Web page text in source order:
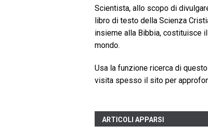
Scientista, allo scopo di
libro di testo della Scienza
insieme alla Bibbia, costituisce
mondo.
Usa la funzione ricerca di
visita spesso il sito per
ARTICOLI APPARSI